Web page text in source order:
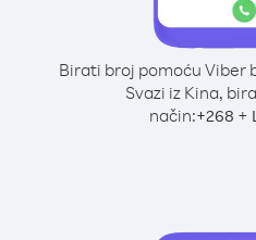
Birati broj pomoću Viber
Svazi iz Kina,
način:+268 +